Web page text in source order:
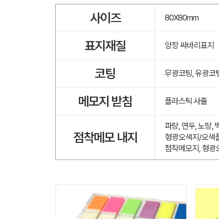
사이즈 80X80mm
표지재질 양장 싸바리표지
코팅 무광코팅, 유광코
메모지 받침 플라스틱 사출
점착메모 내지
파랑, 연두, 노랑,
형광오색지/오색
점착메모지, 형광